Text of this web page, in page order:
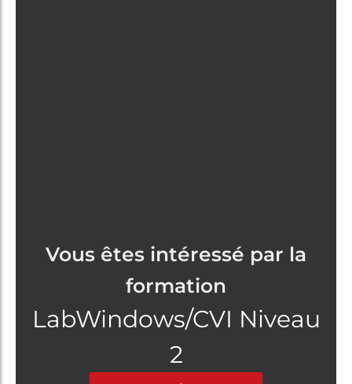
Vous êtes intéressé par la
formation
LabWindows/CVI Niveau
2